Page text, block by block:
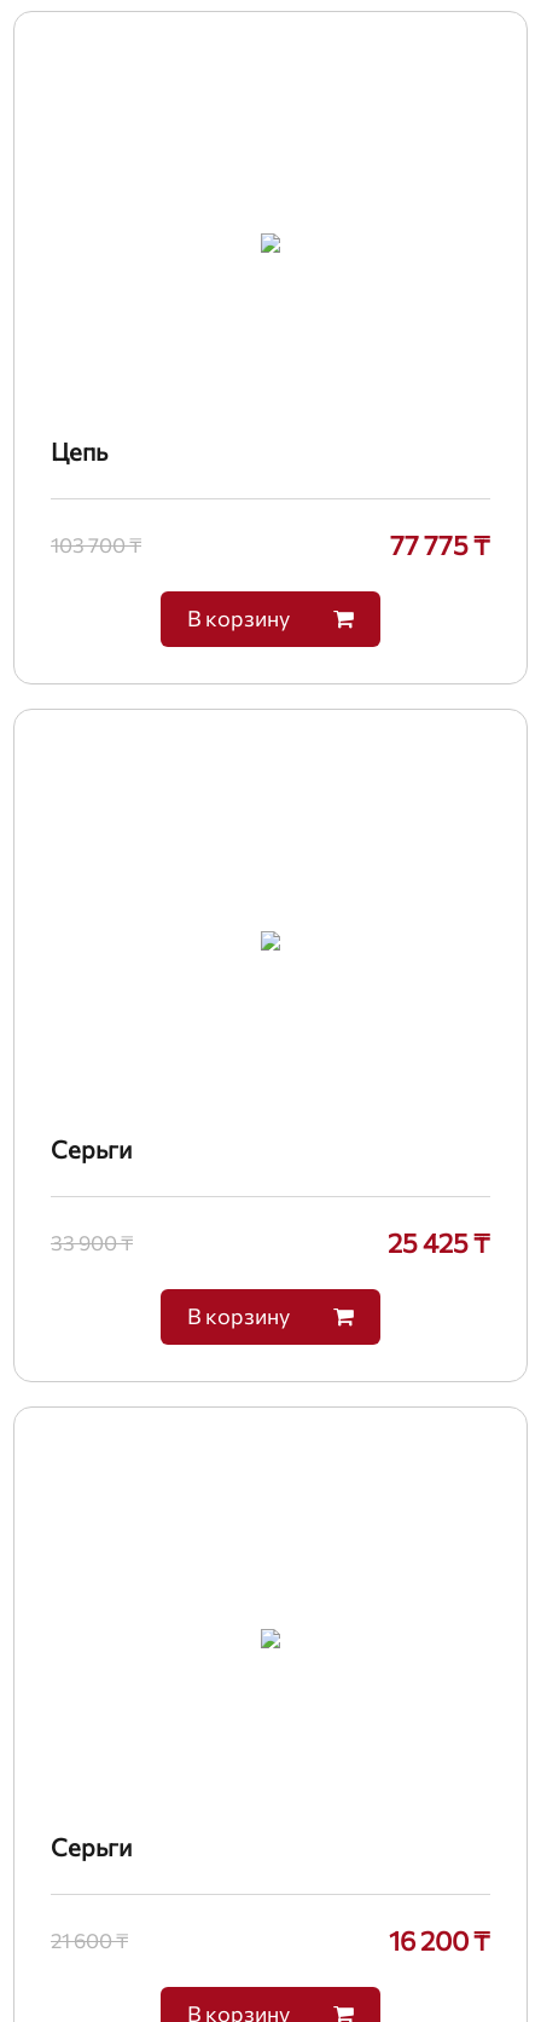
Цепь
103 700 ₸ 77 775 ₸
В корзину
Серьги
33 900 ₸ 25 425 ₸
В корзину
Серьги
21 600 ₸ 16 200 ₸
В корзину